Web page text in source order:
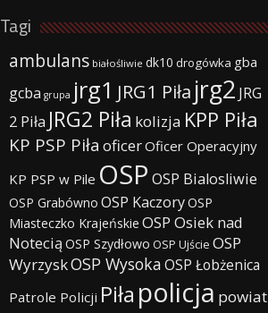
Tagi
ambulans białośliwie dk10 drogówka gba
gcba grupa jrg1 JRG1 Piła jrg2 JRG
2 Piła JRG2 Piła kolizja KPP Piła
KP PSP Piła oficerOficer Operacyjny
KP PSP w Pile OSP OSP Bialosliwie
OSP Grabówno OSP KaczoryOSP
Miasteczko Krajeńskie OSP Osiek nad
Notecią OSP Szydłowo OSP Ujście OSP
WyrzyskOSP WysokaOSP Łobżenica
Patrole Policji Piła policja powiat